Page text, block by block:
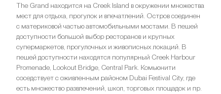
The Grand находится на Creek Island в окружении множества
мест для отдыха, прогулок и впечатлений. Остров соединен
с материковой частью автомобильными мостами. В пешей
доступности большой выбор ресторанов и крупных
супермаркетов, прогулочных и живописных локаций. В
пешей доступности находятся популярный Creek Harbour
Promenade, Lookout Bridge, Central Park. Комьюнити
соседствует с оживленным районом Dubai Festival City, где
есть множество развлечений, школ, торговых площадок и пр.